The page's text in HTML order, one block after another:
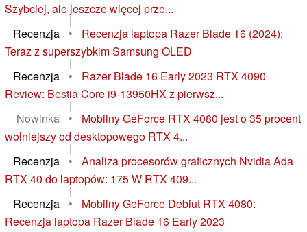
Szybciej, ale jeszcze więcej prze...
|
Recenzja
•
Recenzja laptopa Razer Blade 16 (2024):
Teraz z superszybkim Samsung OLED
|
Recenzja
•
Razer Blade 16 Early 2023 RTX 4090
Review: Bestia Core i9-13950HX z pierwsz...
|
Nowinka
•
Mobilny GeForce RTX 4080 jest o 35 procent
wolniejszy od desktopowego RTX 4...
|
Recenzja
•
Analiza procesorów graficznych Nvidia Ada
RTX 40 do laptopów: 175 W RTX 409...
|
Recenzja
•
Mobilny GeForce Debiut RTX 4080:
Recenzja laptopa Razer Blade 16 Early 2023